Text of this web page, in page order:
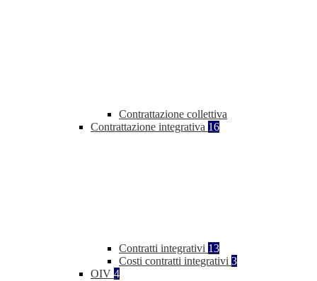
Contrattazione collettiva
Contrattazione integrativa 16
Contratti integrativi 13
Costi contratti integrativi 3
OIV 4